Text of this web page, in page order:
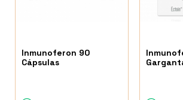
Inmunoferon 90
Cápsulas